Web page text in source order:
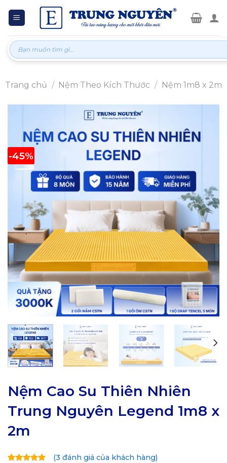
Tìm
kiếm:
Trang chủ / Nệm Theo Kích Thước / Nệm 1m8 x 2m
-45%
Nệm Cao Su Thiên Nhiên
Trung Nguyên Legend 1m8 x
2m
(3 đánh giá của khách hàng)